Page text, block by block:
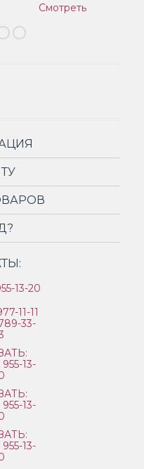
Смотреть
13-20
11-11
33-
13-
13-
13-